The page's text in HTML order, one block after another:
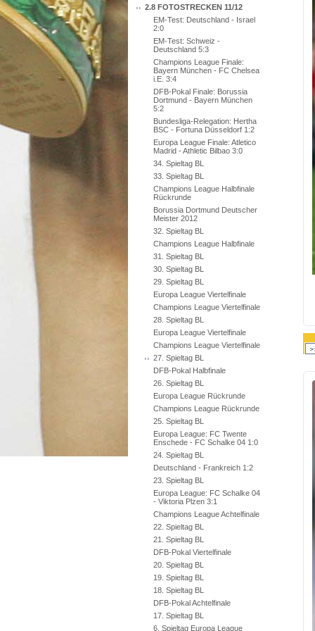
2.8 FOTOSTRECKEN 11/12
EM-Test: Deutschland - Israel
2:0
EM-Test: Schweiz -
Deutschland 5:3
Champions League Finale:
Bayern München - FC Chelsea
i.E. 3:4
DFB-Pokal Finale: Borussia
Dortmund - Bayern München
5:2
Bundesliga-Relegation: Hertha
BSC - Fortuna Düsseldorf 1:2
Europa League Finale: Atletico
Madrid - Athletic Bilbao 3:0
34. Spieltag BL
33. Spieltag BL
Champions League Halbfinale
Rückrunde
Borussia Dortmund Deutscher
Meister 2012
32. Spieltag BL
Champions League Halbfinale
31. Spieltag BL
30. Spieltag BL
29. Spieltag BL
Europa League Viertelfinale
Champions League Viertelfinale
28. Spieltag BL
Europa League Viertelfinale
Champions League Viertelfinale
27. Spieltag BL
DFB-Pokal Halbfinale
26. Spieltag BL
Europa League Rückrunde
Champions League Rückrunde
25. Spieltag BL
Europa League: FC Twente
Enschede - FC Schalke 04 1:0
24. Spieltag BL
Deutschland - Frankreich 1:2
23. Spieltag BL
Europa League: FC Schalke 04
- Viktoria Plzen 3:1
Champions League Achtelfinale
22. Spieltag BL
21. Spieltag BL
DFB-Pokal Viertelfinale
20. Spieltag BL
19. Spieltag BL
18. Spieltag BL
DFB-Pokal Achtelfinale
17. Spieltag BL
6. Spieltag Europa League